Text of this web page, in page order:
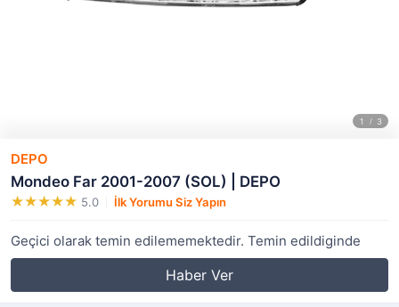
DEPO
Mondeo Far 2001-2007 (SOL) | DEPO
5.0 İlk Yorumu Siz Yapın
Geçici olarak temin edilememektedir. Temin edildiginde
Haber Ver